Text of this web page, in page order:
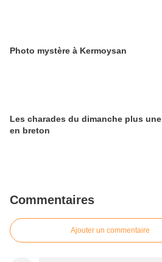
Photo mystère à Kermoysan
Les charades du dimanche plus une
en breton
Commentaires
Ajouter un commentaire